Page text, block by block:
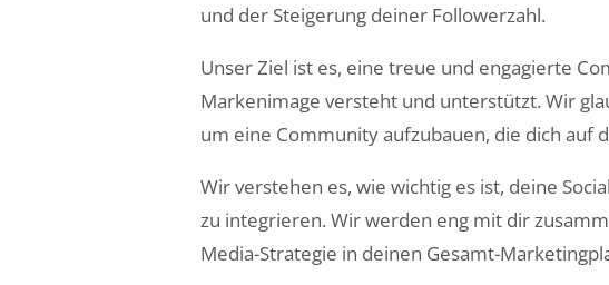
und der Steigerung deiner Followerzahl.
Unser Ziel ist es, eine treue und engagierte
Markenimage versteht und unterstützt. Wir
um eine Community aufzubauen, die dich auf
Wir verstehen es, wie wichtig es ist, deine
zu integrieren. Wir werden eng mit dir
Media-Strategie in deinen Gesamt-